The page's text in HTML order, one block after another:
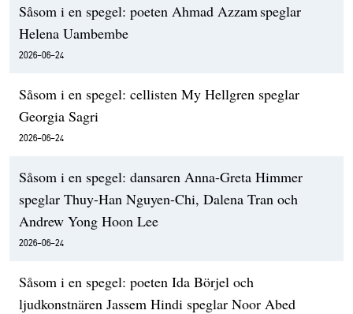
Såsom i en spegel: poeten Ahmad Azzam speglar
Helena Uambembe
2026-06-24
Såsom i en spegel: cellisten My Hellgren speglar
Georgia Sagri
2026-06-24
Såsom i en spegel: dansaren Anna-Greta Himmer
speglar Thuy-Han Nguyen-Chi, Dalena Tran och
Andrew Yong Hoon Lee
2026-06-24
Såsom i en spegel: poeten Ida Börjel och
ljudkonstnären Jassem Hindi speglar Noor Abed